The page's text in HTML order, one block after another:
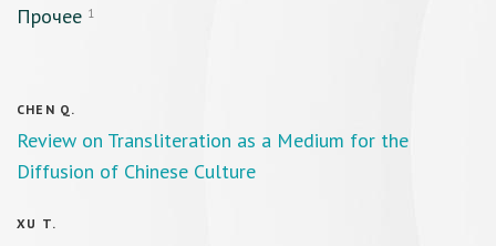
Прочее 1
CHEN Q.
Review on Transliteration as a Medium for the
Diffusion of Chinese Culture
XU T.